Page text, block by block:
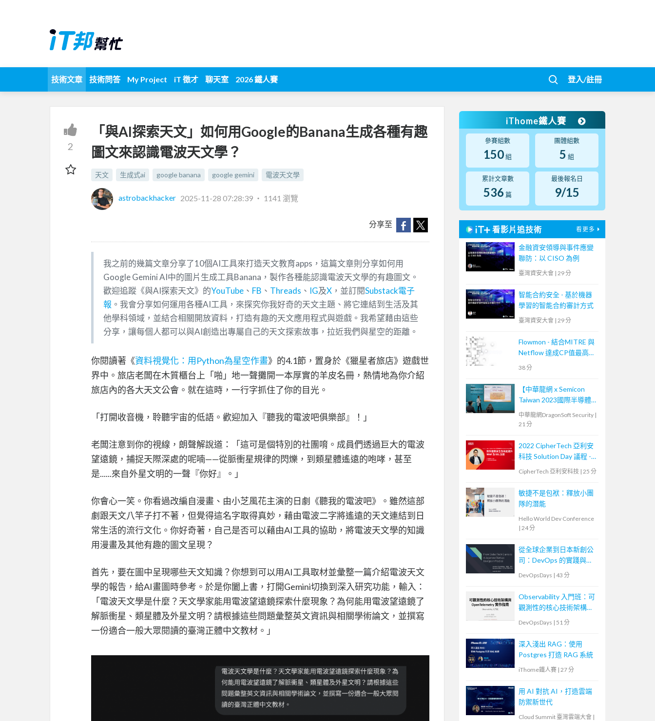
技術文章 技術問答 My Project iT 徵才 聊天室 2026 鐵人賽 登入/註冊
2
「與AI探索天文」如何用Google的Banana生成各種有趣
圖文來認識電波天文學？
天文 生成式ai google banana google gemini 電波天文學
astrobackhacker 2025-11-28 07:28:39 ‧ 1141 瀏覽
分享至
我之前的幾篇文章分享了10個AI工具來打造天文教育apps，這篇文章則分享如何用
Google Gemini AI中的圖片生成工具Banana，製作各種能認識電波天文學的有趣圖文。
歡迎追蹤《與AI探索天文》的YouTube 、 FB 、 Threads 、 IG及X ，並訂閱Substack電子
報 。我會分享如何運用各種AI工具，來探究你我好奇的天文主題、將它連結到生活及其
他學科領域，並結合相關開放資料，打造有趣的天文應用程式與遊戲。我希望藉由這些
分享，讓每個人都可以與AI創造出專屬自己的天文探索故事，拉近我們與星空的距離。
你閱讀著《資料視覺化：用Python為星空作畫》的4.1節，置身於《獵星者旅店》遊戲世
界中。旅店老闆在木質櫃台上「啪」地一聲攤開一本厚實的羊皮名冊，熱情地為你介紹
旅店內的各大天文公會。就在這時，一行字抓住了你的目光。
「打開收音機，聆聽宇宙的低語。歡迎加入『聽我的電波吧俱樂部』！」
老闆注意到你的視線，朗聲解說道：「這可是個特別的社團唷。成員們透過巨大的電波
望遠鏡，捕捉天際深處的呢喃——從脈衝星規律的閃爍，到類星體遙遠的咆哮，甚至
是......來自外星文明的一聲『你好』。」
你會心一笑。你看過改編自漫畫、由小芝風花主演的日劇《聽我的電波吧》。雖然這部
劇跟天文八竿子打不著，但覺得這名字取得真妙，藉由電波二字將遙遠的天文連結到日
常生活的流行文化。你好奇著，自己是否可以藉由AI工具的協助，將電波天文學的知識
用漫畫及其他有趣的圖文呈現？
首先，要在圖中呈現哪些天文知識？你想到可以用AI工具取材並彙整一篇介紹電波天文
學的報告，給AI畫圖時參考。於是你闔上書，打開Gemini切換到深入研究功能，輸入：
「電波天文學是什麼？天文學家能用電波望遠鏡探索什麼現象？為何能用電波望遠鏡了
解脈衝星、類星體及外星文明？請根據這些問題彙整英文資訊與相關學術論文，並撰寫
一份適合一般大眾閱讀的臺灣正體中文教材。」
iThome鐵人賽
參賽組數
150組
團體組數
5 組
累計文章數
536 篇
最後報名日
9/15
看影片追技術 看更多
金融資安領導與事件應變
聯防：以 CISO 為例
臺灣資安大會 | 29 分
智能合約安全 - 基於機器
學習的智能合約審計方式
臺灣資安大會 | 29 分
Flowmon - 結合MITRE 與
Netflow 達成CP值最高的
資安事件應變手段
38 分
【中華龍網 x Semicon
Taiwan 2023國際半導體
展】供應鏈資安與零信任_
演講(中華龍網總經理-孫
中華龍網DragonSoft Security |
21 分
2022 CipherTech 亞利安
科技 Solution Day 議程 -
對外服務安全及效能提
CipherTech 亞利安科技 | 25 分
敏捷不是包袱：釋放小團
隊的潛能
Hello World Dev Conference
| 24 分
從全球企業到日本新創公
司：DevOps 的實踐與調
DevOpsDays | 43 分
Observability 入門班：可
觀測性的核心技術架構與
OpenTelemetry 實作指南
DevOpsDays | 51 分
深入淺出 RAG：使用
Postgres 打造 RAG 系統
iThome鐵人賽 | 27 分
用 AI 對抗 AI，打造雲端
防禦新世代
Cloud Summit 臺灣雲端大會 |